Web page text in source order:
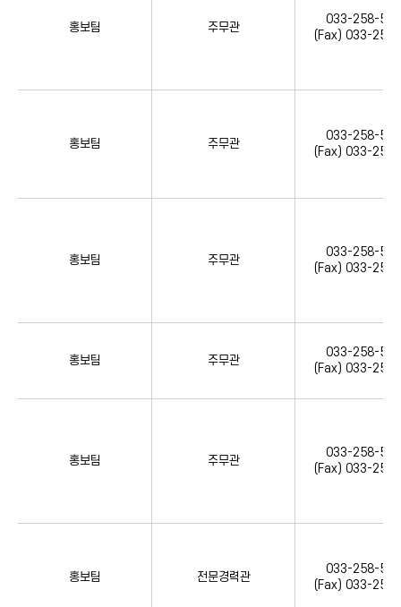
홍보팀 주무관
033-258-
(Fax) 033-
홍보팀 주무관
033-258-
(Fax) 033-
홍보팀 주무관
033-258-
(Fax) 033-
홍보팀 주무관
033-258-
(Fax) 033-
홍보팀 주무관
033-258-
(Fax) 033-
홍보팀 전문경력관
033-258-
(Fax) 033-